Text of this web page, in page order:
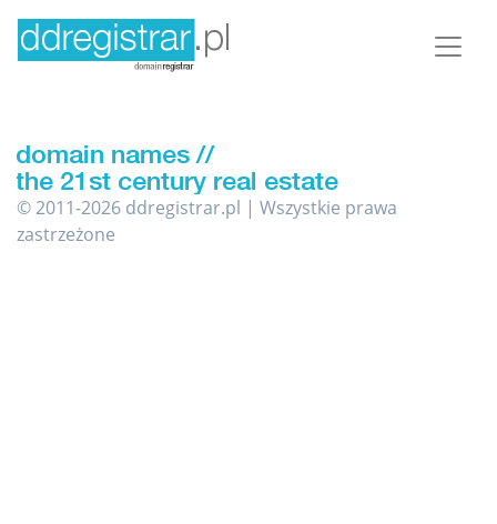
© 2011-2026 ddregistrar.pl | Wszystkie prawa
zastrzeżone